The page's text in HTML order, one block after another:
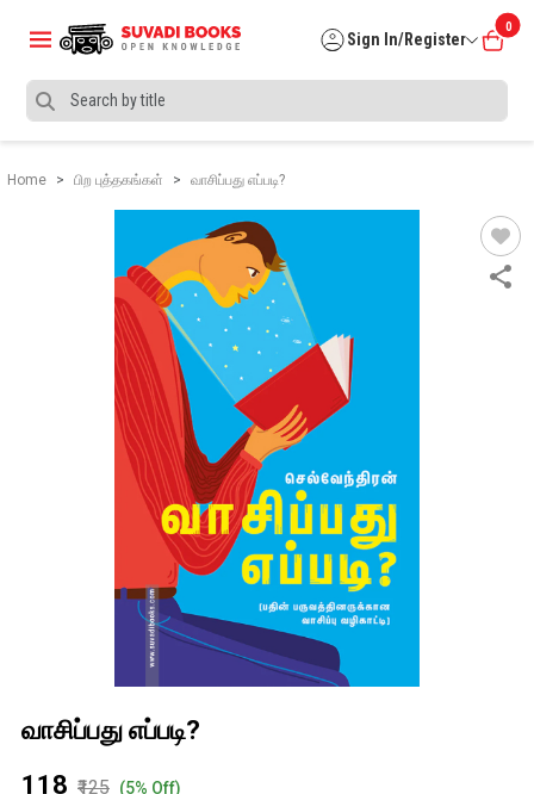
Sign In/Register
0
Home பிற புத்தகங்கள் வாசிப்பது எப்படி?
வாசிப்பது எப்படி?
₹118 ₹125 (5% Off)